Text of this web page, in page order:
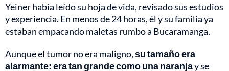
Yeiner había leído su hoja de vida, revisado sus estudios
y experiencia. En menos de 24 horas, él y su familia ya
estaban empacando maletas rumbo a Bucaramanga.
Aunque el tumor no era maligno,su tamaño era
alarmante: era tan grande como una naranjay se